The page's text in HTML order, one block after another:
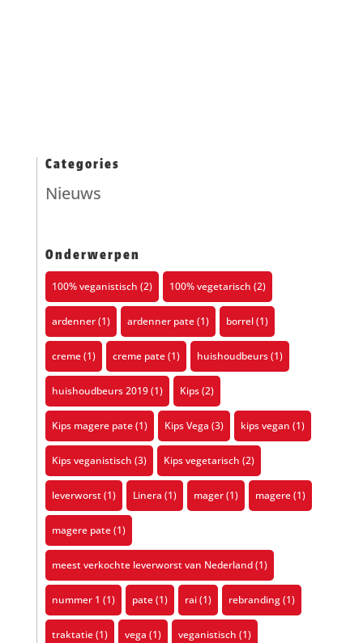
Categories
Nieuws
Onderwerpen
100% veganistisch (2) 100% vegetarisch (2)
ardenner(1) ardenner pate(1) borrel(1)
creme(1) creme pate(1) huishoudbeurs(1)
huishoudbeurs 2019(1) Kips(2)
Kips magere pate(1) Kips Vega (3) kips vegan (1)
Kips veganistisch (3) Kips vegetarisch (2)
leverworst(1) Linera (1) mager(1) magere(1)
magere pate(1)
meest verkochte leverworst van Nederland(1)
nummer 1 (1) pate(1) rai(1) rebranding(1)
traktatie(1) vega (1) veganistisch (1)